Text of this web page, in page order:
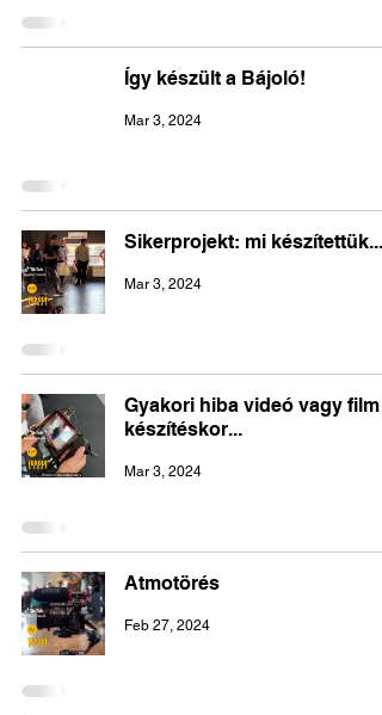
Így készült a Bájoló!
Mar 3, 2024
Sikerprojekt: mi készítettük...
Mar 3, 2024
Gyakori hiba videó vagy film
készítéskor...
Mar 3, 2024
Atmotörés
Feb 27, 2024